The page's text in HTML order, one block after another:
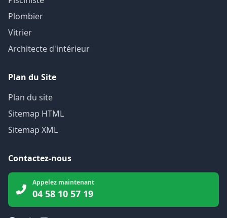
Plombier
Vitrier
Architecte d'intérieur
Plan du Site
Plan du site
Sitemap HTML
Sitemap XML
Contactez-nous
Appelez maintenant
04 58 10 57 19